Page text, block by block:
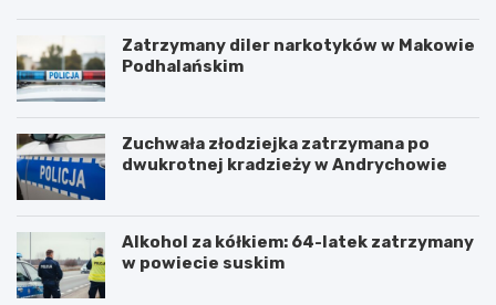
Zatrzymany diler narkotyków w Makowie
Podhalańskim
Zuchwała złodziejka zatrzymana po
dwukrotnej kradzieży w Andrychowie
Alkohol za kółkiem: 64-latek zatrzymany
w powiecie suskim